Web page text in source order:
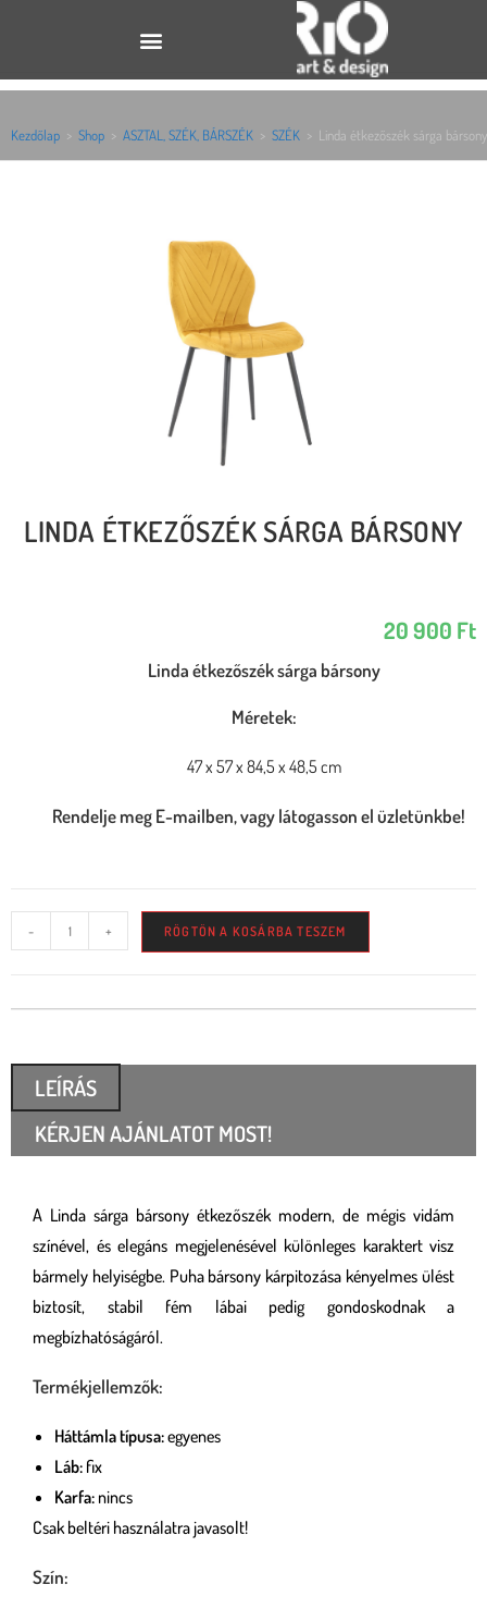
Kezdőlap > Shop > ASZTAL, SZÉK, BÁRSZÉK > SZÉK > Linda étkezőszék sárga bársony
LINDA ÉTKEZŐSZÉK SÁRGA BÁRSONY
20 900 Ft
Linda étkezőszék sárga bársony
Méretek:
47 x 57 x 84,5 x 48,5 cm
Rendelje meg E-mailben, vagy látogasson el üzletünkbe!
- + RÖGTÖN A KOSÁRBA TESZEM
LEÍRÁS
KÉRJEN AJÁNLATOT MOST!
A Linda sárga bársony étkezőszék modern, de mégis vidám
színével, és elegáns megjelenésével különleges karaktert visz
bármely helyiségbe. Puha bársony kárpitozása kényelmes ülést
biztosít, stabil fém lábai pedig gondoskodnak a
megbízhatóságáról.
Termékjellemzők:
Háttámla típusa:egyenes
Láb: fix
Karfa: nincs
Csak beltéri használatra javasolt!
Szín: